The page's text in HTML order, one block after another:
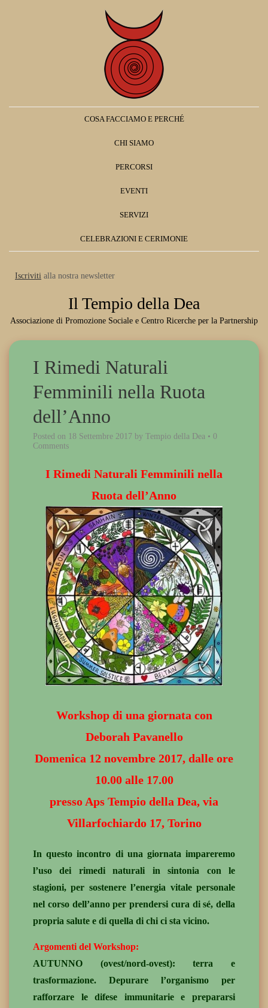
COSA FACCIAMO E PERCHÉ
CHI SIAMO
PERCORSI
EVENTI
SERVIZI
CELEBRAZIONI E CERIMONIE
Iscriviti alla nostra newsletter
Il Tempio della Dea
Associazione di Promozione Sociale e Centro Ricerche per la Partnership
I Rimedi Naturali
Femminili nella Ruota
dell’Anno
Posted on 18 Settembre 2017 by Tempio della Dea • 0
Comments
I Rimedi Naturali Femminili nella
Ruota dell’Anno
Workshop di una giornata con
Deborah Pavanello
Domenica 12 novembre 2017, dalle ore
10.00 alle 17.00
presso Aps Tempio della Dea, via
Villarfochiardo 17, Torino
In questo incontro di una giornata impareremo
l’uso dei rimedi naturali in sintonia con le
stagioni, per sostenere l’energia vitale personale
nel corso dell’anno per prendersi cura di sé, della
propria salute e di quella di chi ci sta vicino.
Argomenti del Workshop:
AUTUNNO (ovest/nord-ovest): terra e
trasformazione. Depurare l’organismo per
rafforzare le difese immunitarie e prepararsi